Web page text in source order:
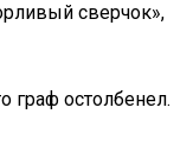
сверчок»,
граф остолбенел.